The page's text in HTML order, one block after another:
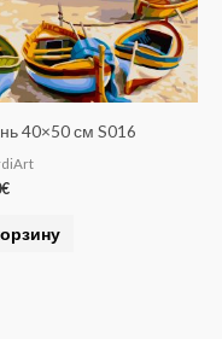
40×50 см S016
€